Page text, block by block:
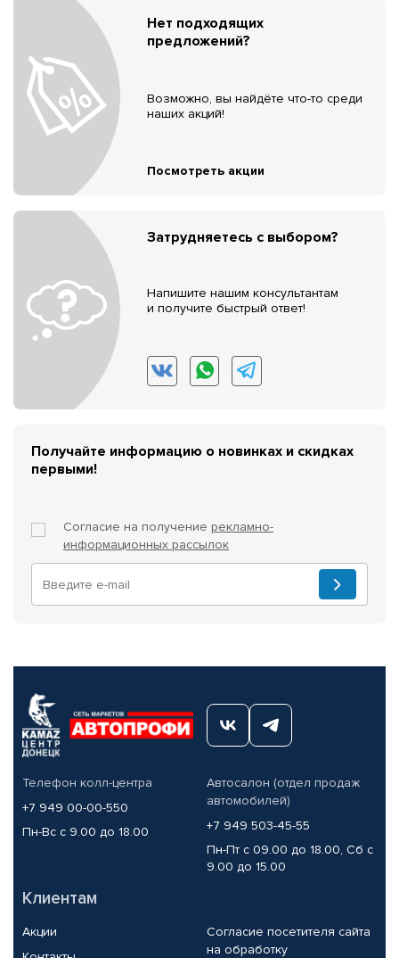
Нет подходящих
предложений?
Возможно, вы найдёте что-то среди
наших акций!
Посмотреть акции
Затрудняетесь с выбором?
Напишите нашим консультантам
и получите быстрый ответ!
Получайте информацию о новинках и скидках
первыми!
Согласие на получение рекламно-
информационных рассылок
Телефон колл-центра
+7 949 00-00-550
Пн-Вс с 9.00 до 18.00
Автосалон (отдел продаж
автомобилей)
+7 949 503-45-55
Пн-Пт с 09.00 до 18.00, Сб с
9.00 до 15.00
Клиентам
Акции
Согласие посетителя сайта
на обработку